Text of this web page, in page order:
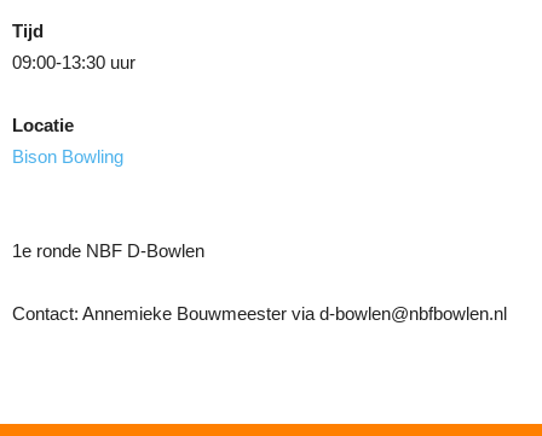
Tijd
09:00-13:30 uur
Locatie
Bison Bowling
1e ronde NBF D-Bowlen
Contact: Annemieke Bouwmeester via d-bowlen@nbfbowlen.nl